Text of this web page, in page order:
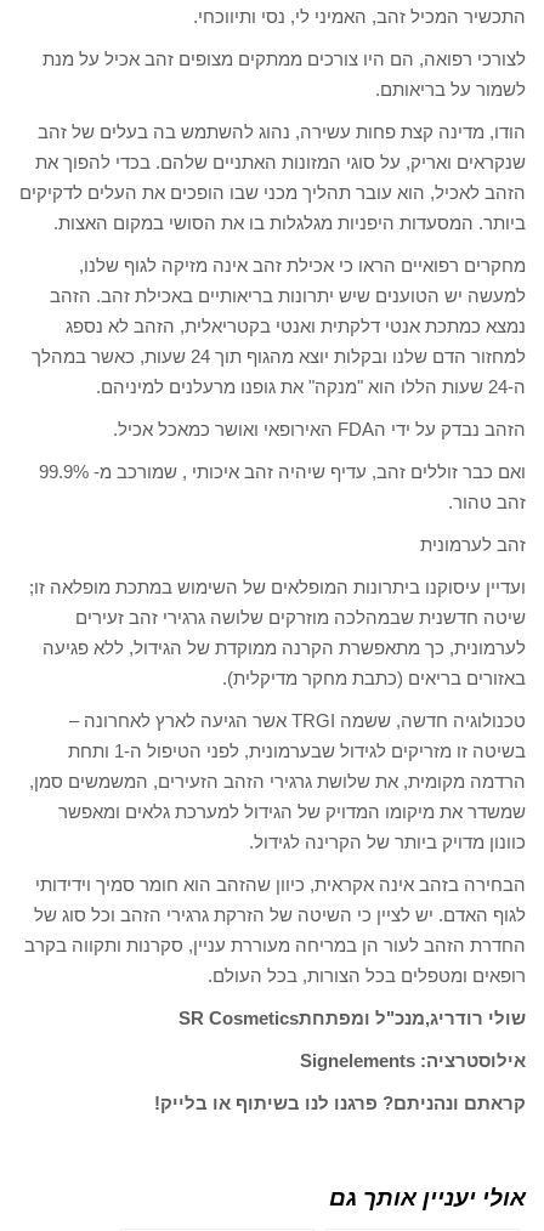
התכשיר המכיל זהב, האמיני לי, נסי ותיווכחי.
לצורכי רפואה, הם היו צורכים ממתקים מצופים זהב אכיל על מנת
לשמור על בריאותם.
הודו, מדינה קצת פחות עשירה, נהוג להשתמש בה בעלים של זהב
שנקראים ואריק, על סוגי המזונות האתניים שלהם. בכדי להפוך את
הזהב לאכיל, הוא עובר תהליך מכני שבו הופכים את העלים לדקיקים
ביותר. המסעדות היפניות מגלגלות בו את הסושי במקום האצות.
מחקרים רפואיים הראו כי אכילת זהב אינה מזיקה לגוף שלנו,
למעשה יש הטוענים שיש יתרונות בריאותיים באכילת זהב. הזהב
נמצא כמתכת אנטי דלקתית ואנטי בקטריאלית, הזהב לא נספג
למחזור הדם שלנו ובקלות יוצא מהגוף תוך 24 שעות, כאשר במהלך
ה-24 שעות הללו הוא "מנקה" את גופנו מרעלנים למיניהם.
הזהב נבדק על ידי הFDA האירופאי ואושר כמאכל אכיל.
ואם כבר זוללים זהב, עדיף שיהיה זהב איכותי , שמורכב מ- 99.9%
זהב טהור.
זהב לערמונית
ועדיין עיסוקנו ביתרונות המופלאים של השימוש במתכת מופלאה זו;
שיטה חדשנית שבמהלכה מוזרקים שלושה גרגירי זהב זעירים
לערמונית, כך מתאפשרת הקרנה ממוקדת של הגידול, ללא פגיעה
באזורים בריאים (כתבת מחקר מדיקלית).
טכנולוגיה חדשה, ששמה TRGI אשר הגיעה לארץ לאחרונה –
בשיטה זו מזריקים לגידול שבערמונית, לפני הטיפול ה-1 ותחת
הרדמה מקומית, את שלושת גרגירי הזהב הזעירים, המשמשים סמן,
שמשדר את מיקומו המדויק של הגידול למערכת גלאים ומאפשר
כוונון מדויק ביותר של הקרינה לגידול.
הבחירה בזהב אינה אקראית, כיוון שהזהב הוא חומר סמיך וידידותי
לגוף האדם. יש לציין כי השיטה של הזרקת גרגירי הזהב וכל סוג של
החדרת הזהב לעור הן במריחה מעוררת עניין, סקרנות ותקווה בקרב
רופאים ומטפלים בכל הצורות, בכל העולם.
שולי רודריג,מנכ"ל ומפתחתSR Cosmetics
אילוסטרציה: Signelements
קראתם ונהניתם? פרגנו לנו בשיתוף או בלייק!
אולי יעניין אותך גם